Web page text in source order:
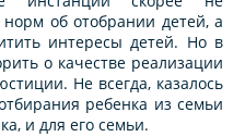
об отобрании детей, а
интересы детей. Но в
о качестве реализации
Не всегда, казалось
ребенка из семьи
и для его семьи.